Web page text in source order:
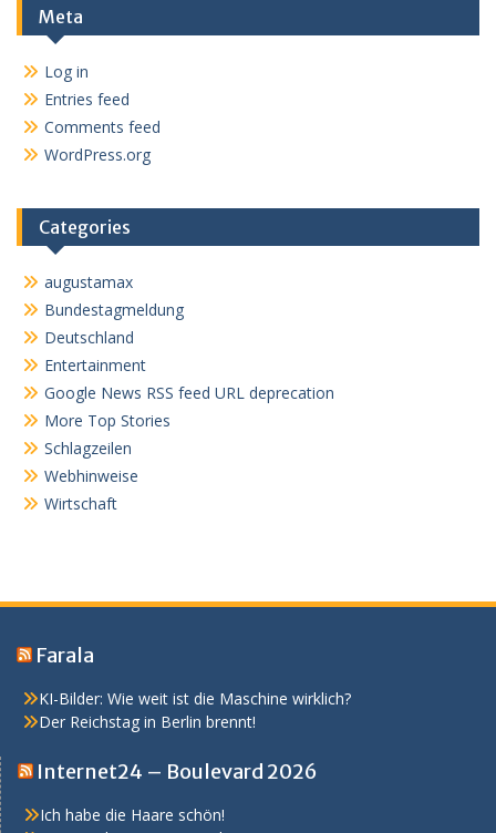
Meta
Log in
Entries feed
Comments feed
WordPress.org
Categories
augustamax
Bundestagmeldung
Deutschland
Entertainment
Google News RSS feed URL deprecation
More Top Stories
Schlagzeilen
Webhinweise
Wirtschaft
Farala
KI-Bilder: Wie weit ist die Maschine wirklich?
Der Reichstag in Berlin brennt!
Internet24 – Boulevard 2026
Ich habe die Haare schön!